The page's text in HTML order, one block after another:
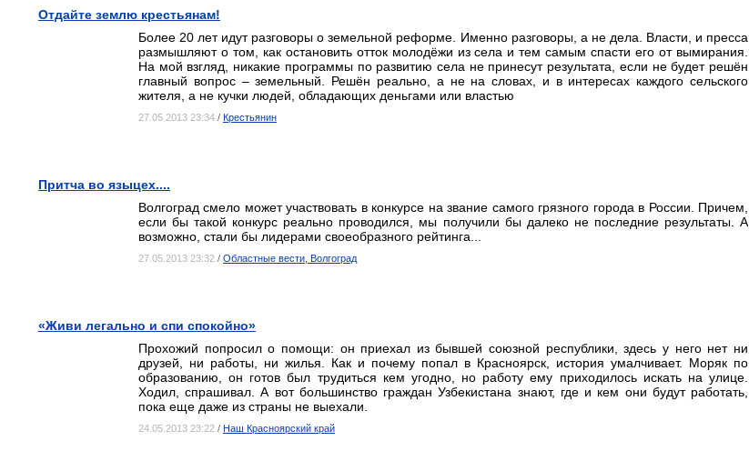
Отдайте землю крестьянам!
Более 20 лет идут разговоры о земельной реформе. Именно разговоры, а не дела. Власти, и пресса
размышляют о том, как остановить отток молодёжи из села и тем самым спасти его от вымирания.
На мой взгляд, никакие программы по развитию села не принесут результата, если не будет решён
главный вопрос – земельный. Решён реально, а не на словах, и в интересах каждого сельского
жителя, а не кучки людей, обладающих деньгами или властью
27.05.2013 23:34 / Крестьянин
Притча во языцех....
Волгоград смело может участвовать в конкурсе на звание самого грязного города в России. Причем,
если бы такой конкурс реально проводился, мы получили бы далеко не последние результаты. А
возможно, стали бы лидерами своеобразного рейтинга...
27.05.2013 23:32 / Областные вести, Волгоград
«Живи легально и спи спокойно»
Прохожий попросил о помощи: он приехал из бывшей союзной республики, здесь у него нет ни
друзей, ни работы, ни жилья. Как и почему попал в Красноярск, история умалчивает. Моряк по
образованию, он готов был трудиться кем угодно, но работу ему приходилось искать на улице.
Ходил, спрашивал. А вот большинство граждан Узбекистана знают, где и кем они будут работать,
пока еще даже из страны не выехали.
24.05.2013 23:22 / Наш Красноярский край